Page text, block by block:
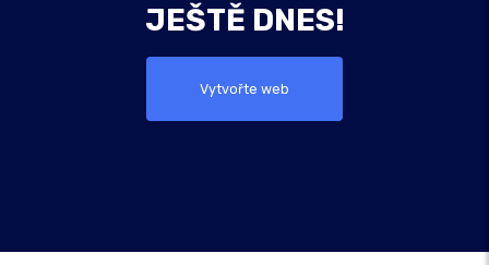
JEŠTĚ DNES!
Vytvořte web